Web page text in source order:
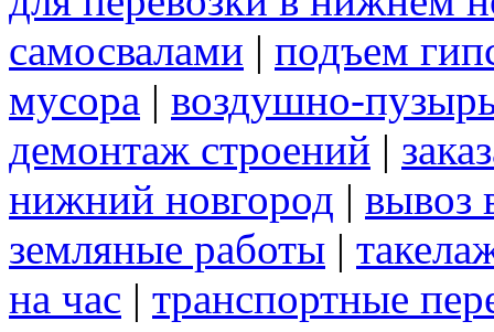
самосвалами | подъем
мусора | воздушно-
демонтаж строений |
нижний новгород | вывоз
земляные работы |
на час | транспортные